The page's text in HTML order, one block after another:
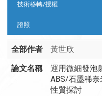
技術移轉/授權
證照
全部作者 黃世欣
論文名稱
運用微細發泡
ABS/石墨稀
性質探討